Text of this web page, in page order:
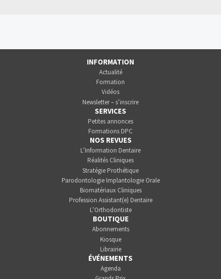
INFORMATION
Actualité
Formation
Vidéos
Newsletter – s’inscrire
SERVICES
Petites annonces
Formations DPC
NOS REVUES
L’Information Dentaire
Réalités Cliniques
Stratégie Prothétique
Parodontologie Implantologie Orale
Biomatériaux Cliniques
Profession Assistant(e) Dentaire
L’Orthodontiste
BOUTIQUE
Abonnements
Kiosque
Librairie
ÉVÉNEMENTS
Agenda